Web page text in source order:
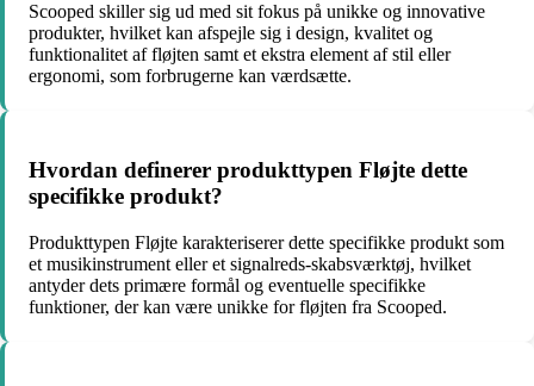
Scooped skiller sig ud med sit fokus på unikke og innovative
produkter, hvilket kan afspejle sig i design, kvalitet og
funktionalitet af fløjten samt et ekstra element af stil eller
ergonomi, som forbrugerne kan værdsætte.
Hvordan definerer produkttypen Fløjte dette
specifikke produkt?
Produkttypen Fløjte karakteriserer dette specifikke produkt som
et musikinstrument eller et signalreds-skabsværktøj, hvilket
antyder dets primære formål og eventuelle specifikke
funktioner, der kan være unikke for fløjten fra Scooped.